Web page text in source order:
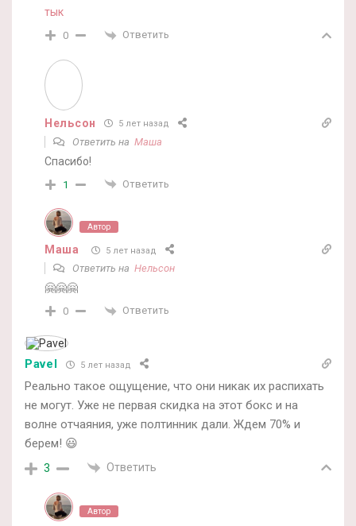
тык
0 Ответить
Нельсон 5 лет назад
Ответить на Маша
Спасибо!
1 Ответить
Автор
Маша 5 лет назад
Ответить на Нельсон
🤗🤗🤗
0 Ответить
Pavel 5 лет назад
Реально такое ощущение, что они никак их распихать
не могут. Уже не первая скидка на этот бокс и на
волне отчаяния, уже полтинник дали. Ждем 70% и
берем! 😃
3 Ответить
Автор